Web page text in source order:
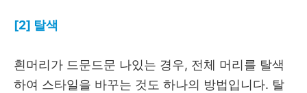
[2] 탈색
흰머리가 드문드문 나있는 경우, 전체 머리를 탈색
하여 스타일을 바꾸는 것도 하나의 방법입니다. 탈